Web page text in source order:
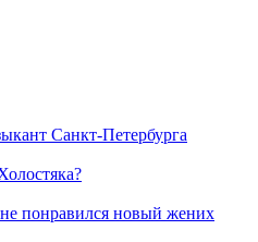
Санкт-Петербурга
понравился новый жених